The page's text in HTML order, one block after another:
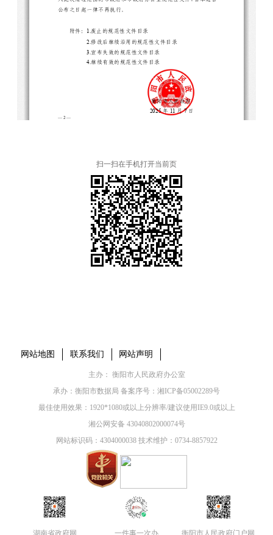
扫一扫在手机打开当前页
网站地图 联系我们 网站声明
主办： 衡阳市人民政府办公室
承办：衡阳市数据局 备案序号： 湘ICP备05002289号
最佳使用效果：1920*1080或以上分辨率/建议使用IE9.0或以上
湘公网安备 43040802000074号
网站标识码：4304000038 技术维护：0734-8857922